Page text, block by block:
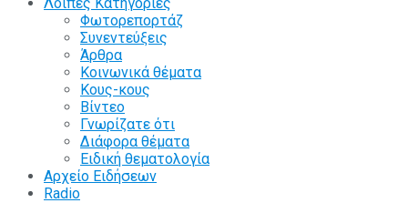
Φωτορεπορτάζ
Συνεντεύξεις
Άρθρα
Κοινωνικά θέματα
Κους-κους
Βίντεο
Γνωρίζατε ότι
Διάφορα θέματα
Ειδική θεματολογία
Αρχείο Ειδήσεων
Radio